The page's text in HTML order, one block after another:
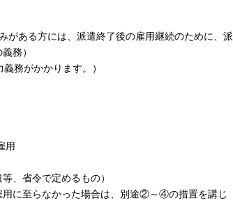
がある方には、派遣終了後の雇用継続のために、派
務）
務がかかります。）
用
、省令で定めるもの）
に至らなかった場合は、別途②～④の措置を講じ